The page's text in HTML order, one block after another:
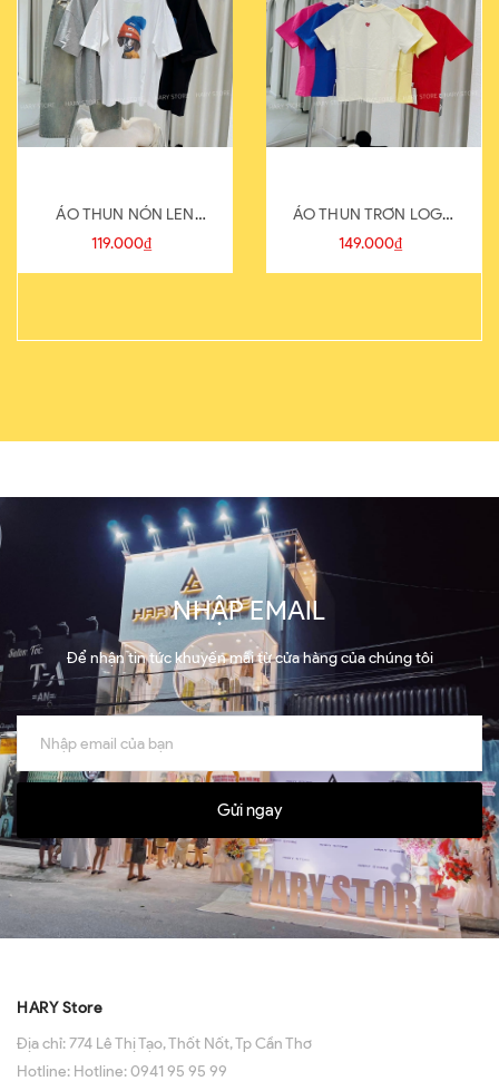
ÁO THUN NÓN LEN
821-1
119.000₫
ÁO THUN TRƠN LOGO
SAU
149.000₫
NHẬP EMAIL
Để nhận tin tức khuyến mãi từ cửa hàng của chúng tôi
Gửi ngay
HARY Store
Địa chỉ:774 Lê Thị Tạo, Thốt Nốt, Tp Cần Thơ
Hotline: Hotline: 0941 95 95 99